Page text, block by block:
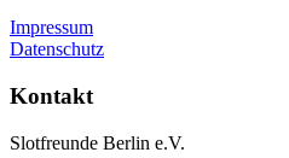
Impressum
Datenschutz
Kontakt
Slotfreunde Berlin e.V.